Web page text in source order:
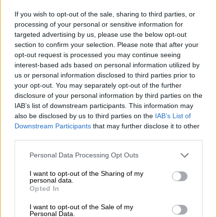
If you wish to opt-out of the sale, sharing to third parties, or
processing of your personal or sensitive information for
targeted advertising by us, please use the below opt-out
section to confirm your selection. Please note that after your
opt-out request is processed you may continue seeing
interest-based ads based on personal information utilized by
us or personal information disclosed to third parties prior to
your opt-out. You may separately opt-out of the further
disclosure of your personal information by third parties on the
IAB’s list of downstream participants. This information may
also be disclosed by us to third parties on the IAB’s List of
Downstream Participants that may further disclose it to other
Please note that this website/app uses one or more Google
not limited to your visit or usage behaviour. You may click to
grant or deny consent to Google and its third-party tags to
use your data for below specified purposes in below Google
consent section.
Personal Data Processing Opt Outs
I want to opt-out of the Sharing of my
personal data.
Opted In
I want to opt-out of the Sale of my
Personal Data.
παράνομα ποσά να φτάνουν μέχρι και τις
600.000 ευρώ.
video
Πολιτική διάσταση και αποχωρήσεις
Η υπόθεση έχει προκαλέσει
αντιδράσειςστον πολιτικό κόσμο. Ο